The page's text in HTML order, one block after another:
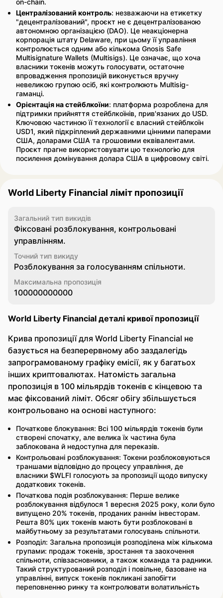
on-chain.
Централізований контроль: незважаючи на етикетку
"децентралізований", проєкт не є децентралізованою
автономною організацією (DAO). Це неакціонерна
корпорація штату Delaware, при цьому її управління
контролюється одним або кількома Gnosis Safe
Multisignature Wallets (Multisigs). Це означає, що хоча
власники токенів можуть голосувати, остаточне
впровадження пропозицій виконується вручну
невеликою групою осіб, які контролюють Multisig-
гаманці.
Орієнтація на стейблкоїни: платформа розроблена для
підтримки прийняття стейблкоїнів, прив'язаних до USD.
Ключовою частиною її технології є власний стейблкоїн
USD1, який підкріплений державними цінними паперами
США, доларами США та грошовими еквівалентами.
Проєкт прагне використовувати цю технологію для
посилення домінування долара США в цифровому світі.
World Liberty Financial ліміт пропозиції
Загальний тип викидів
Фіксовані розблокування, контрольовані
управлінням.
Точний тип викиду
Розблокування за голосуванням спільноти.
Максимальна пропозиція
100000000000
World Liberty Financial деталі кривої пропозиції
Крива пропозиції для World Liberty Financial не
базується на безперервному або заздалегідь
запрограмованому графіку емісії, як у багатьох
інших криптовалютах. Натомість загальна
пропозиція в 100 мільярдів токенів є кінцевою та
має фіксований ліміт. Обсяг обігу збільшується
контрольовано на основі наступного:
Початкове блокування: Всі 100 мільярдів токенів були
створені спочатку, але велика їх частина була
заблокована й недоступна для переказів.
Контрольовані розблокування: Токени розблоковуються
траншами відповідно до процесу управління, де
власники $WLFI голосують за пропозиції щодо випуску
додаткових токенів.
Початкова подія розблокування: Перше велике
розблокування відбулося 1 вересня 2025 року, коли було
випущено 20% токенів, проданих раннім інвесторам.
Решта 80% цих токенів мають бути розблоковані в
майбутньому за результатами голосувань спільноти.
Розподіл: Загальна пропозиція розподілена між кількома
групами: продаж токенів, зростання та заохочення
спільноти, співзасновники, а також команда та радники.
Такий структурований розподіл і повільне, базоване на
управлінні, випуск токенів покликані запобігти
переповненню ринку та контролювати волатильність